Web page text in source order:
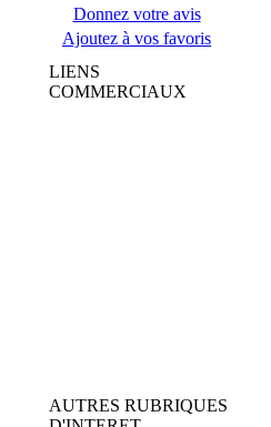
Donnez votre avis
Ajoutez à vos favoris
LIENS
COMMERCIAUX
AUTRES RUBRIQUES